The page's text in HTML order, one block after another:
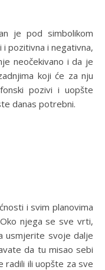
je pod simbolikom
pozitivna i negativna,
neočekivano i da je
koji će za nju
pozivi i uopšte
danas potrebni.
i svim planovima
njega se sve vrti,
usmjerite svoje dalje
da tu misao sebi
radili ili uopšte za sve